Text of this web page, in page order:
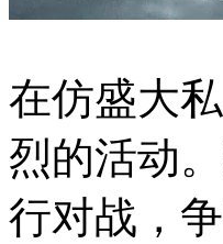
在仿盛大
烈的活动
行对战，